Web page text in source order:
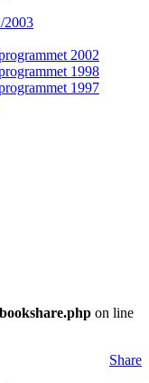
2003
2002
1998
1997
on line
Share